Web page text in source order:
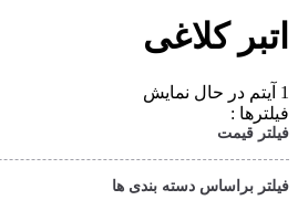
اتبر کلاغی
1 آیتم
در حال نمایش
فیلترها :
فیلتر قیمت
فیلتر براساس دسته بندی ها